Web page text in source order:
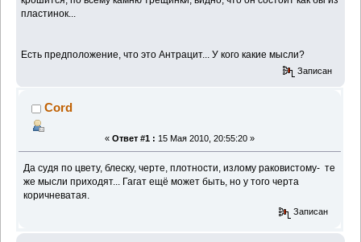
пластинок...
Есть предположение, что это Антрацит... У кого какие мысли?
Записан
Cord
« Ответ #1 : 15 Мая 2010, 20:55:20 »
Да судя по цвету, блеску, черте, плотности, излому раковистому- те
же мысли приходят... Гагат ещё может быть, но у того черта
коричневатая.
Записан